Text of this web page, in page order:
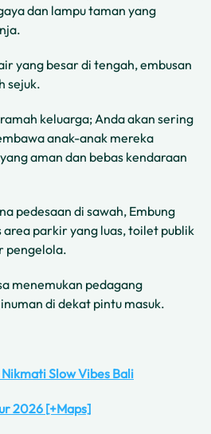
dan lampu taman yang
yang besar di tengah, embusan
sejuk.
keluarga; Anda akan sering
anak-anak mereka
aman dan bebas kendaraan
pedesaan di sawah, Embung
parkir yang luas, toilet publik
pengelola.
menemukan pedagang
di dekat pintu masuk.
Slow Vibes Bali
2026 [+Maps]